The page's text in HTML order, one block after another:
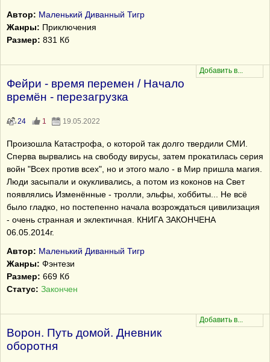
Автор: Маленький Диванный Тигр
Жанры: Приключения
Размер: 831 Кб
Фейри - время перемен / Начало
времён - перезагрузка
24 1 19.05.2022
Произошла Катастрофа, о которой так долго твердили СМИ.
Сперва вырвались на свободу вирусы, затем прокатилась серия
войн "Всех против всех", но и этого мало - в Мир пришла магия.
Люди засыпали и окукливались, а потом из коконов на Свет
появлялись Изменённые - тролли, эльфы, хоббиты... Не всё
было гладко, но постепенно начала возрождаться цивилизация
- очень странная и эклектичная. КНИГА ЗАКОНЧЕНА
06.05.2014г.
Автор: Маленький Диванный Тигр
Жанры: Фэнтези
Размер: 669 Кб
Статус: Закончен
Ворон. Путь домой. Дневник
оборотня